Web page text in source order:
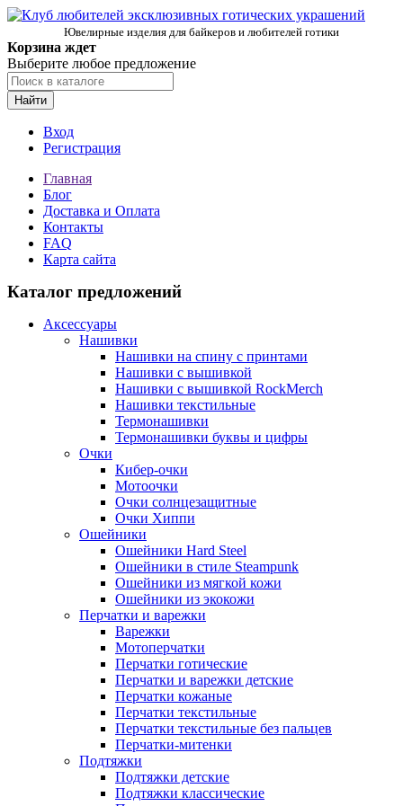
Ювелирные изделия для байкеров и любителей готики
Корзина ждет
Выберите любое предложение
Найти
Вход
Регистрация
Главная
Блог
Доставка и Оплата
Контакты
FAQ
Карта сайта
Каталог предложений
Аксессуары
Нашивки
Нашивки на спину с принтами
Нашивки с вышивкой
Нашивки с вышивкой RockMerch
Нашивки текстильные
Термонашивки
Термонашивки буквы и цифры
Очки
Кибер-очки
Мотоочки
Очки солнцезащитные
Очки Хиппи
Ошейники
Ошейники Hard Steel
Ошейники в стиле Steampunk
Ошейники из мягкой кожи
Ошейники из экокожи
Перчатки и варежки
Варежки
Мотоперчатки
Перчатки готические
Перчатки и варежки детские
Перчатки кожаные
Перчатки текстильные
Перчатки текстильные без пальцев
Перчатки-митенки
Подтяжки
Подтяжки детские
Подтяжки классические